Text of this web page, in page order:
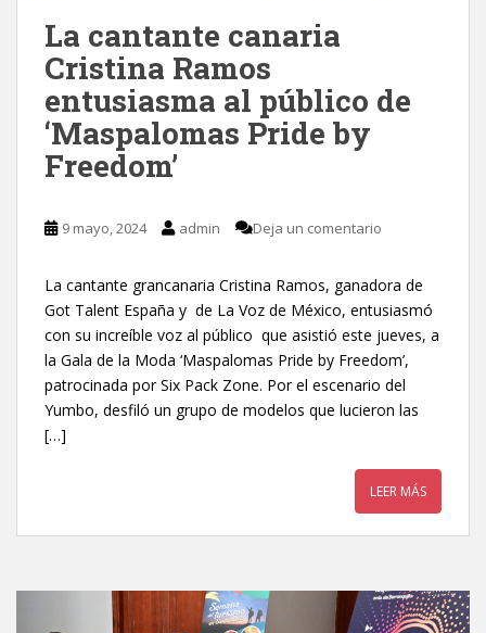
La cantante canaria
Cristina Ramos
entusiasma al público de
‘Maspalomas Pride by
Freedom’
9 mayo, 2024 admin Deja un comentario
La cantante grancanaria Cristina Ramos, ganadora de
Got Talent España y de La Voz de México, entusiasmó
con su increíble voz al público que asistió este jueves, a
la Gala de la Moda ‘Maspalomas Pride by Freedom’,
patrocinada por Six Pack Zone. Por el escenario del
Yumbo, desfiló un grupo de modelos que lucieron las
[…]
LEER MÁS